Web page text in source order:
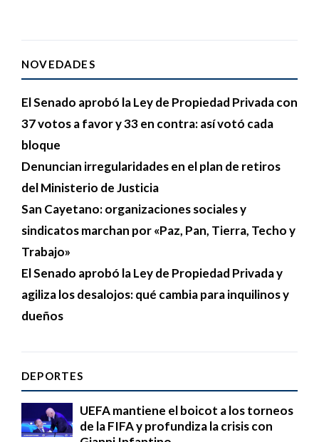
NOVEDADES
El Senado aprobó la Ley de Propiedad Privada con
37 votos a favor y 33 en contra: así votó cada
bloque
Denuncian irregularidades en el plan de retiros
del Ministerio de Justicia
San Cayetano: organizaciones sociales y
sindicatos marchan por «Paz, Pan, Tierra, Techo y
Trabajo»
El Senado aprobó la Ley de Propiedad Privada y
agiliza los desalojos: qué cambia para inquilinos y
dueños
DEPORTES
UEFA mantiene el boicot a los torneos
de la FIFA y profundiza la crisis con